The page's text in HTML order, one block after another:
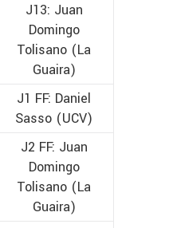
J13: Juan
Domingo
Tolisano (La
Guaira)
J1 FF: Daniel
Sasso (UCV)
J2 FF: Juan
Domingo
Tolisano (La
Guaira)